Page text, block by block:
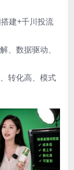
建+千川投流
、数据驱动、
转化高、模式